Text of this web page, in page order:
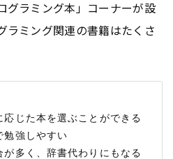
グラミング本」コーナーが設
ラミング関連の書籍はたくさ
じた本を選ぶことができる
勉強しやすい
多く、辞書代わりにもなる